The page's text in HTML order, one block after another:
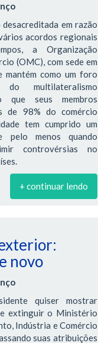
desacreditada em razão
acordos regionais
a Organização
(OMC), com sede em
mantém como um foro
multilateralismo
que seus membros
de 98% do comércio
tem cumprido um
pelo menos quando
controvérsias no
+ continuar lendo
novo
quiser mostrar
extinguir o Ministério
Indústria e Comércio
suas atribuições